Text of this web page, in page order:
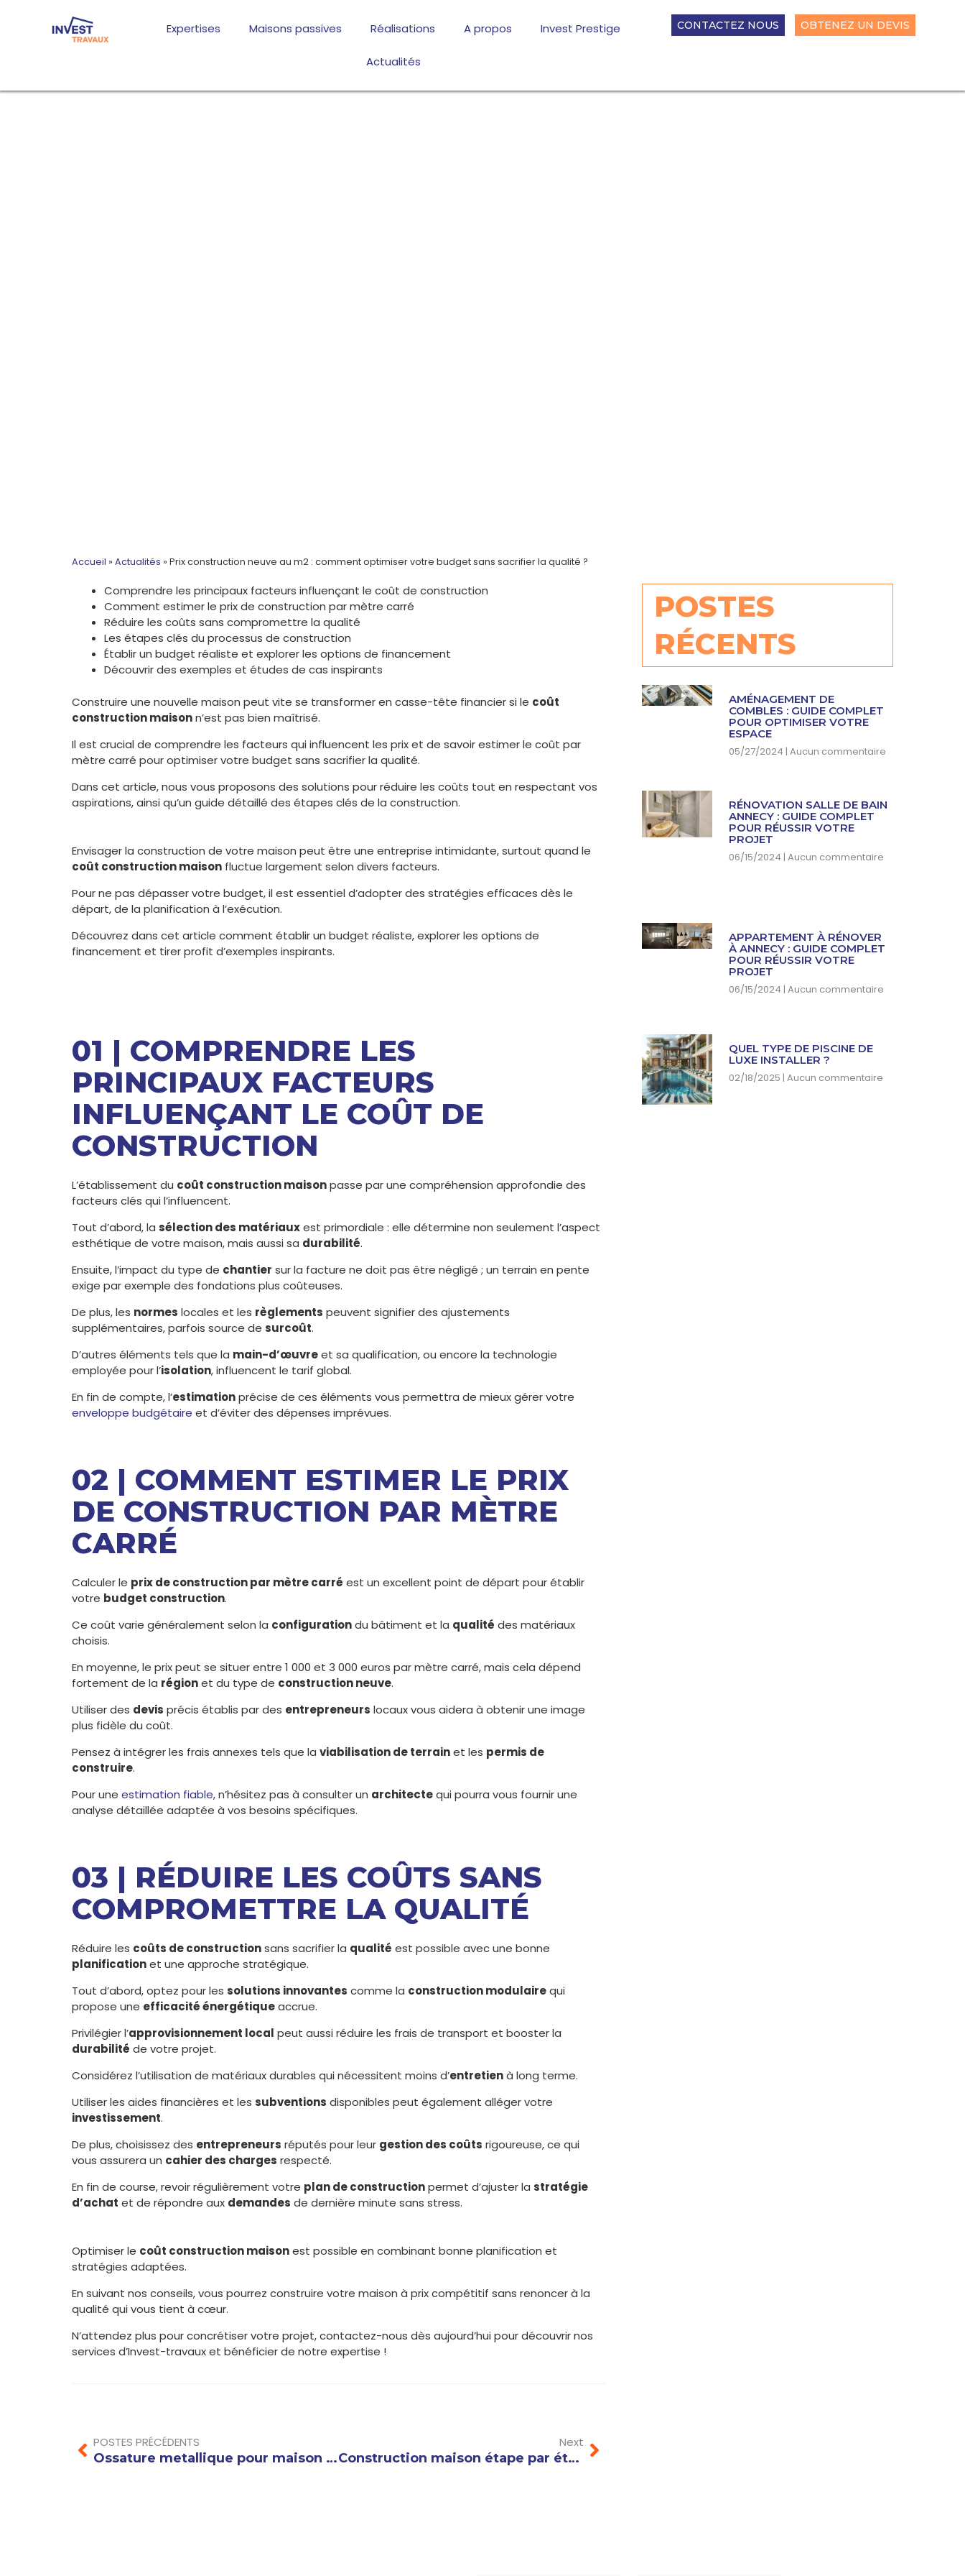
Expertises Maisons passives Réalisations A propos Invest Prestige
Actualités
CONTACTEZ NOUS OBTENEZ UN DEVIS
Accueil » Actualités » Prix construction neuve au m2 : comment optimiser votre budget sans sacrifier la qualité ?
Comprendre les principaux facteurs influençant le coût de construction
Comment estimer le prix de construction par mètre carré
Réduire les coûts sans compromettre la qualité
Les étapes clés du processus de construction
Établir un budget réaliste et explorer les options de financement
Découvrir des exemples et études de cas inspirants
Construire une nouvelle maison peut vite se transformer en casse-tête financier si le coût
construction maisonn’est pas bien maîtrisé.
Il est crucial de comprendre les facteurs qui influencent les prix et de savoir estimer le coût par
mètre carré pour optimiser votre budget sans sacrifier la qualité.
Dans cet article, nous vous proposons des solutions pour réduire les coûts tout en respectant vos
aspirations, ainsi qu’un guide détaillé des étapes clés de la construction.
Envisager la construction de votre maison peut être une entreprise intimidante, surtout quand le
coût construction maison fluctue largement selon divers facteurs.
Pour ne pas dépasser votre budget, il est essentiel d’adopter des stratégies efficaces dès le
départ, de la planification à l’exécution.
Découvrez dans cet article comment établir un budget réaliste, explorer les options de
financement et tirer profit d’exemples inspirants.
01 | COMPRENDRE LES
PRINCIPAUX FACTEURS
INFLUENÇANT LE COÛT DE
CONSTRUCTION
L’établissement du coût construction maisonpasse par une compréhension approfondie des
facteurs clés qui l’influencent.
Tout d’abord, la sélection des matériauxest primordiale : elle détermine non seulement l’aspect
esthétique de votre maison, mais aussi sa durabilité.
Ensuite, l’impact du type de chantier sur la facture ne doit pas être négligé ; un terrain en pente
exige par exemple des fondations plus coûteuses.
De plus, les normes locales et les règlements peuvent signifier des ajustements
supplémentaires, parfois source de surcoût.
D’autres éléments tels que la main-d’œuvreet sa qualification, ou encore la technologie
employée pour l’isolation, influencent le tarif global.
En fin de compte, l’estimationprécise de ces éléments vous permettra de mieux gérer votre
enveloppe budgétaire et d’éviter des dépenses imprévues.
02 | COMMENT ESTIMER LE PRIX
DE CONSTRUCTION PAR MÈTRE
CARRÉ
Calculer le prix de construction par mètre carré est un excellent point de départ pour établir
votre budget construction.
Ce coût varie généralement selon la configurationdu bâtiment et la qualité des matériaux
choisis.
En moyenne, le prix peut se situer entre 1 000 et 3 000 euros par mètre carré, mais cela dépend
fortement de la régionet du type de construction neuve.
Utiliser des devis précis établis par des entrepreneurs locaux vous aidera à obtenir une image
plus fidèle du coût.
Pensez à intégrer les frais annexes tels que la viabilisation de terrainet les permis de
construire.
Pour une estimation fiable, n’hésitez pas à consulter un architectequi pourra vous fournir une
analyse détaillée adaptée à vos besoins spécifiques.
03 | RÉDUIRE LES COÛTS SANS
COMPROMETTRE LA QUALITÉ
Réduire les coûts de constructionsans sacrifier la qualité est possible avec une bonne
planificationet une approche stratégique.
Tout d’abord, optez pour les solutions innovantes comme la construction modulairequi
propose une efficacité énergétiqueaccrue.
Privilégier l’approvisionnement local peut aussi réduire les frais de transport et booster la
durabilité de votre projet.
Considérez l’utilisation de matériaux durables qui nécessitent moins d’entretienà long terme.
Utiliser les aides financières et les subventions disponibles peut également alléger votre
investissement.
De plus, choisissez des entrepreneurs réputés pour leur gestion des coûts rigoureuse, ce qui
vous assurera un cahier des charges respecté.
En fin de course, revoir régulièrement votre plan de constructionpermet d’ajuster la stratégie
d’achat et de répondre aux demandes de dernière minute sans stress.
Optimiser le coût construction maisonest possible en combinant bonne planification et
stratégies adaptées.
En suivant nos conseils, vous pourrez construire votre maison à prix compétitif sans renoncer à la
qualité qui vous tient à cœur.
N’attendez plus pour concrétiser votre projet, contactez-nous dès aujourd’hui pour découvrir nos
services d’Invest-travaux et bénéficier de notre expertise !
POSTES PRÉCÉDENTS
Ossature metallique pour maison : avantages et inconvénients à connaître avant de construire
Next
Construction maison étape par étape : les erreurs à éviter pour un projet sans stress
POSTES
RÉCENTS
AMÉNAGEMENT DE
COMBLES : GUIDE COMPLET
POUR OPTIMISER VOTRE
ESPACE
05/27/2024 Aucun commentaire
RÉNOVATION SALLE DE BAIN
ANNECY : GUIDE COMPLET
POUR RÉUSSIR VOTRE
PROJET
06/15/2024 Aucun commentaire
APPARTEMENT À RÉNOVER
À ANNECY : GUIDE COMPLET
POUR RÉUSSIR VOTRE
PROJET
06/15/2024 Aucun commentaire
QUEL TYPE DE PISCINE DE
LUXE INSTALLER ?
02/18/2025 Aucun commentaire